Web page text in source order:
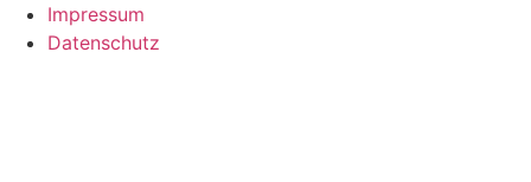
Impressum
Datenschutz